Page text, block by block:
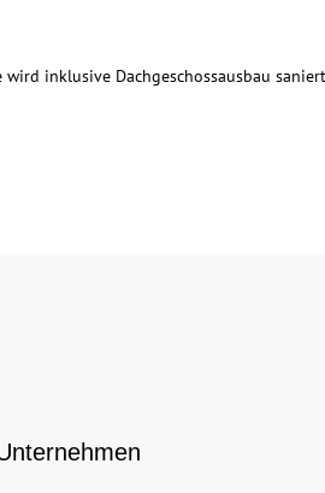
inklusive Dachgeschossausbau saniert